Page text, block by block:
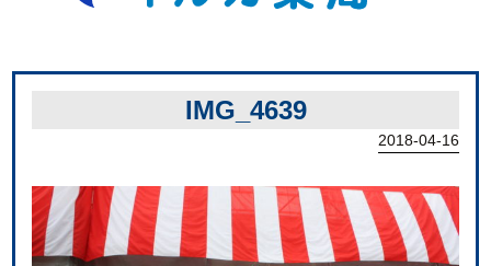
IMG_4639
2018-04-16